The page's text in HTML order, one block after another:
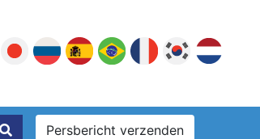
Persbericht verzenden